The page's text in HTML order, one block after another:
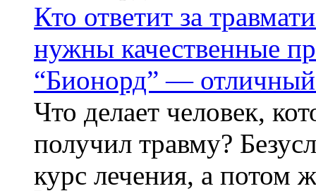
Кто ответит за
нужны качественные
“Бионорд” —
Что делает человек,
получил травму?
курс лечения, а потом